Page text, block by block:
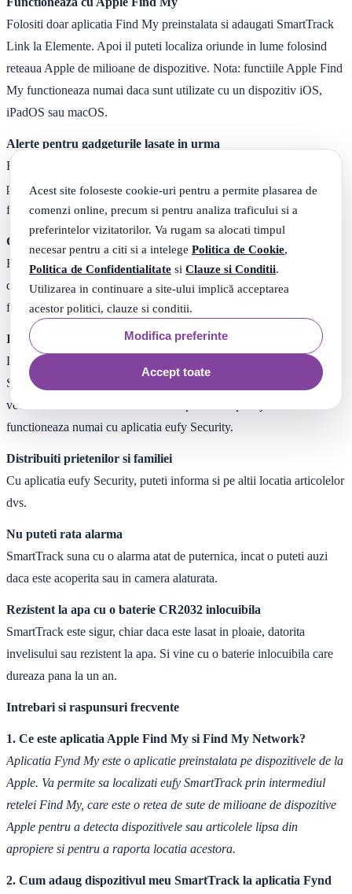
Acest site foloseste cookie-uri pentru a permite plasarea de
comenzi online, precum si pentru analiza traficului si a
preferintelor vizitatorilor. Va rugam sa alocati timpul
necesar pentru a citi si a intelege Politica de Cookie,
Politica de Confidentialitate si Clauze si Conditii.
Utilizarea in continuare a site-ului implică acceptarea
acestor politici, clauze si conditii.
Modifica preferinte
Accept toate
Folositi doar aplicatia Find My preinstalata si adaugati SmartTrack
Link la Elemente. Apoi il puteti localiza oriunde in lume folosind
reteaua Apple de milioane de dispozitive. Nota: functiile Apple Find
My functioneaza numai daca sunt utilizate cu un dispozitiv iOS,
iPadOS sau macOS.
Alerte pentru gadgeturile lasate in urma
Evitati sa va pierdeti bunurile in primul rand, cu alerte instantanee
pentru lasarea in urma prin intermediul aplicatiei Apple Find My -
fara taxa suplimentara.
Gasiti telefonul in modul silentios
Evitati sa va rascoliti apartamentul cautand telefonul. Doar cu o
dubla atingere, telefonul suna, chiar si in modul silentios. Functia
functioneaza numai cu aplicatia eufy Security.
Intotdeauna conectat la produsul tau
Daca ceva s-a pierdut, esti mereu conectat prin codul QR al eufy
SmartTrack. O persoana care va gaseste articolul poate scana si
vedea numai informatiile de contact pe care le partajati. Functia
functioneaza numai cu aplicatia eufy Security.
Distribuiti prietenilor si familiei
Cu aplicatia eufy Security, puteti informa si pe altii locatia articolelor
dvs.
Nu puteti rata alarma
SmartTrack suna cu o alarma atat de puternica, incat o puteti auzi
daca este acoperita sau in camera alaturata.
Rezistent la apa cu o baterie CR2032 inlocuibila
SmartTrack este sigur, chiar daca este lasat in ploaie, datorita
invelisului sau rezistent la apa. Si vine cu o baterie inlocuibila care
dureaza pana la un an.
Intrebari si raspunsuri frecvente
1. Ce este aplicatia Apple Find My si Find My Network?
Aplicatia Fynd My este o aplicatie preinstalata pe dispozitivele de la
Apple. Va permite sa localizati eufy SmartTrack prin intermediul
retelei Find My, care este o retea de sute de milioane de dispozitive
Apple pentru a detecta dispozitivele sau articolele lipsa din
apropiere si pentru a raporta locatia acestora.
2. Cum adaug dispozitivul meu SmartTrack la aplicatia Fynd